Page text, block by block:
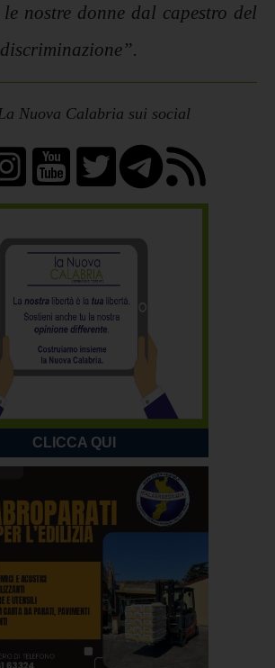
le nostre donne dal capestro del
Nuova Calabria sui social
CLICCA QUI